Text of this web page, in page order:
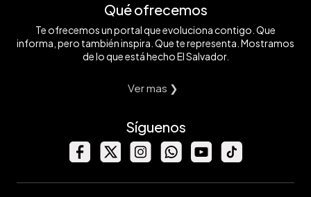
Qué ofrecemos
Te ofrecemos un portal que evoluciona contigo. Que
informa, pero también inspira. Que te representa. Mostramos
de lo que está hecho El Salvador.
Ver mas ❯
Síguenos